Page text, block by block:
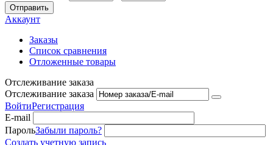
Отправить
Аккаунт
Заказы
Список сравнения
Отложенные товары
Отслеживание заказа
Отслеживание заказа
ВойтиРегистрация
E-mail
ПарольЗабыли пароль?
Создать учетную запись